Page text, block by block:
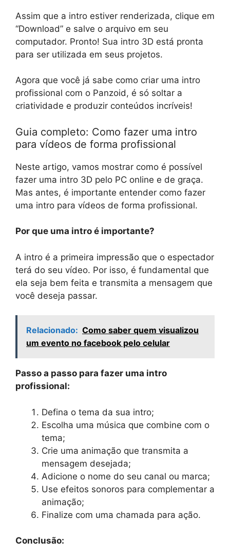
Assim que a intro estiver renderizada, clique em
“Download” e salve o arquivo em seu
computador. Pronto! Sua intro 3D está pronta
para ser utilizada em seus projetos.
Agora que você já sabe como criar uma intro
profissional com o Panzoid, é só soltar a
criatividade e produzir conteúdos incríveis!
Guia completo: Como fazer uma intro
para vídeos de forma profissional
Neste artigo, vamos mostrar como é possível
fazer uma intro 3D pelo PC online e de graça.
Mas antes, é importante entender como fazer
uma intro para vídeos de forma profissional.
Por que uma intro é importante?
A intro é a primeira impressão que o espectador
terá do seu vídeo. Por isso, é fundamental que
ela seja bem feita e transmita a mensagem que
você deseja passar.
Relacionado: Como saber quem visualizou
um evento no facebook pelo celular
Passo a passo para fazer uma intro
profissional:
Defina o tema da sua intro;
Escolha uma música que combine com o
tema;
Crie uma animação que transmita a
mensagem desejada;
Adicione o nome do seu canal ou marca;
Use efeitos sonoros para complementar a
animação;
Finalize com uma chamada para ação.
Conclusão: